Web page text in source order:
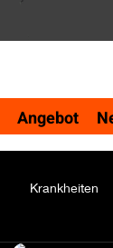
Angebot
Krankheiten